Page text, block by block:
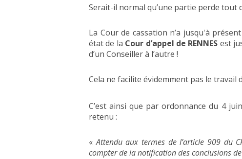
Serait-il normal qu’une partie perde tout
La Cour de cassation n’a jusqu'à
état de la Cour d’appel de RENNES est
d’un Conseiller à l’autre !
Cela ne facilite évidemment pas le travail
C’est ainsi que par ordonnance du 4
retenu :
«Attendu aux termes de l’article 909 du
compter de la notification des conclusions